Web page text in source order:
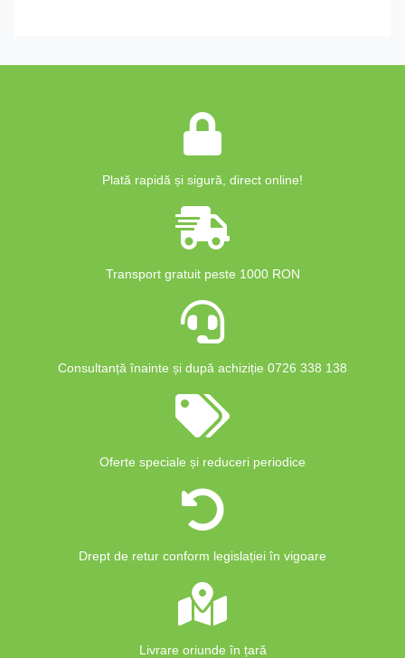
Plată rapidă și sigură, direct online!
Transport gratuit peste 1000 RON
Consultanță înainte și după achiziție 0726 338 138
Oferte speciale și reduceri periodice
Drept de retur conform legislației în vigoare
Livrare oriunde în țară